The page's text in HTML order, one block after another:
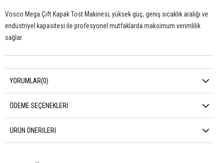
Vosco Mega Çift Kapak Tost Makinesi; yüksek güç, geniş sıcaklık aralığı ve
endüstriyel kapasitesi ile profesyonel mutfaklarda maksimum verimlilik
sağlar.
YORUMLAR(0)
ÖDEME SEÇENEKLERI
ÜRÜN ÖNERILERI